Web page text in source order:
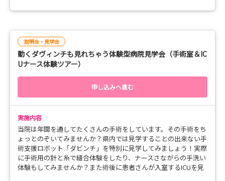
説明会・見学会
動くダヴィンチも見れちゃう体験型病院見学会（手術室＆IC
Uナース体験ツアー）
申し込みへ進む
実施内容
当院は年間を通してたくさんの手術をしています。その手術をち
ょっとのぞいてみませんか？県内では見学することの出来ない手
術支援ロボット「ダビンチ」を特別に見学してみましょう！実際
に手術用の針と糸で縫合体験をしたり、ナースさながらの手洗い
体験もしてみませんか？また術後に患者さんが入室するICUを見